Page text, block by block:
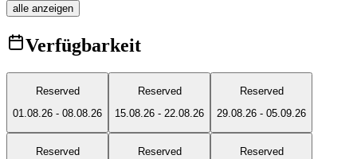
alle anzeigen
Verfügbarkeit
Reserved
01.08.26 - 08.08.26
Reserved
15.08.26 - 22.08.26
Reserved
29.08.26 - 05.09.26
Reserved
Reserved
Reserved